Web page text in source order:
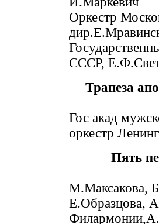
Оркестр
СССР,
Трапеза
Гос акад
оркестр
Пять
М.Максакова,
Е.Образцова,